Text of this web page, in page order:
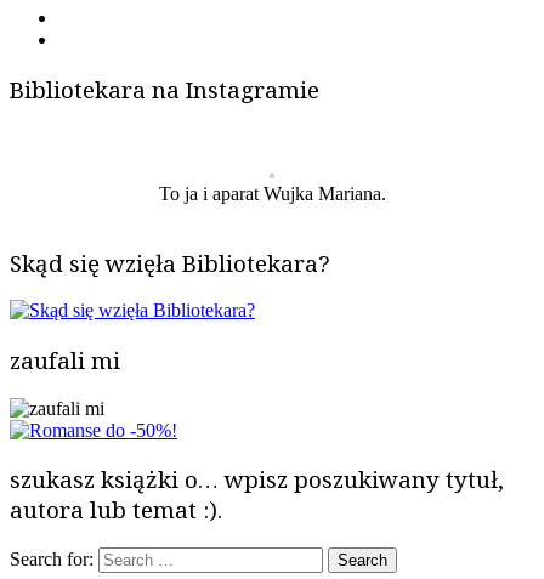
Bibliotekara na Instagramie
To ja i aparat Wujka Mariana.
Skąd się wzięła Bibliotekara?
zaufali mi
szukasz książki o… wpisz poszukiwany tytuł,
autora lub temat :).
Search for: